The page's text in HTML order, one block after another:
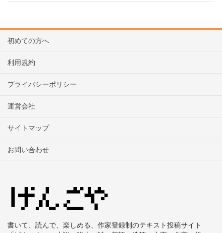
初めての方へ
利用規約
プライバシーポリシー
運営会社
サイトマップ
お問い合わせ
書いて、読んで、楽しめる、作家登録制のテキスト投稿サイト